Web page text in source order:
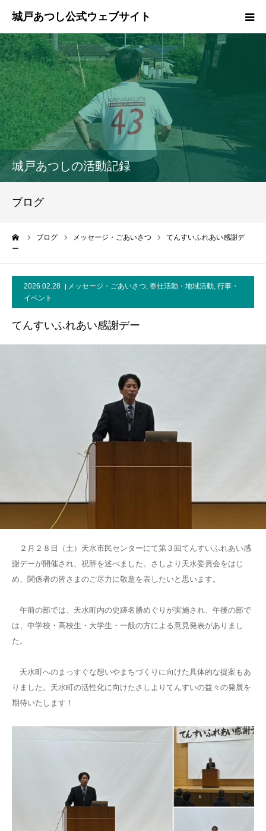
城戸あつしの活動記録
ブログ
ブログ メッセージ・ごあいさつ
てんすいふれあい感謝デ
ー
2026.02.28 メッセージ・ごあいさつ, 奉仕活動・地域活動, 行事・
イベント
てんすいふれあい感謝デー
２月２８日（土）天水市民センターにて第３回てんすいふれあい感
謝デーが開催され、祝辞を述べました。さしより天水委員会をはじ
め、関係者の皆さまのご尽力に敬意を表したいと思います。
午前の部では、天水町内の史跡名勝めぐりが実施され、午後の部で
は、中学校・高校生・大学生・一般の方による意見発表がありまし
た。
天水町へのまっすぐな想いやまちづくりに向けた具体的な提案もあ
りました。天水町の活性化に向けたさしよりてんすいの益々の発展を
期待いたします！
ホーム
ご挨拶
プロフィール
政策
事務所案内